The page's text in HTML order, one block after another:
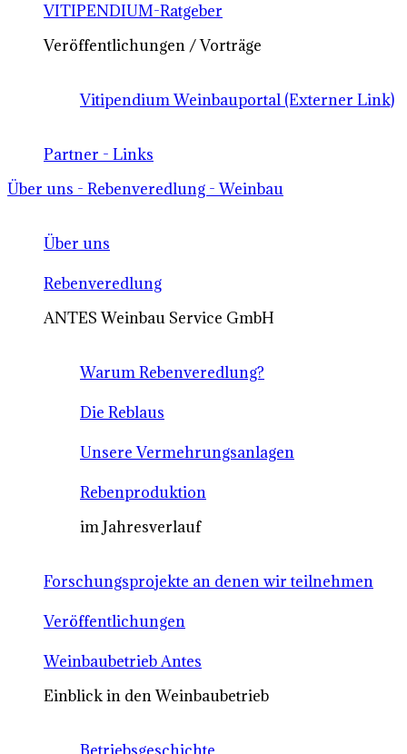
VITIPENDIUM-Ratgeber
Veröffentlichungen / Vorträge
Vitipendium Weinbauportal (Externer Link)
Partner - Links
Über uns - Rebenveredlung - Weinbau
Über uns
Rebenveredlung
ANTES Weinbau Service GmbH
Warum Rebenveredlung?
Die Reblaus
Unsere Vermehrungsanlagen
Rebenproduktion
im Jahresverlauf
Forschungsprojekte an denen wir teilnehmen
Veröffentlichungen
Weinbaubetrieb Antes
Einblick in den Weinbaubetrieb